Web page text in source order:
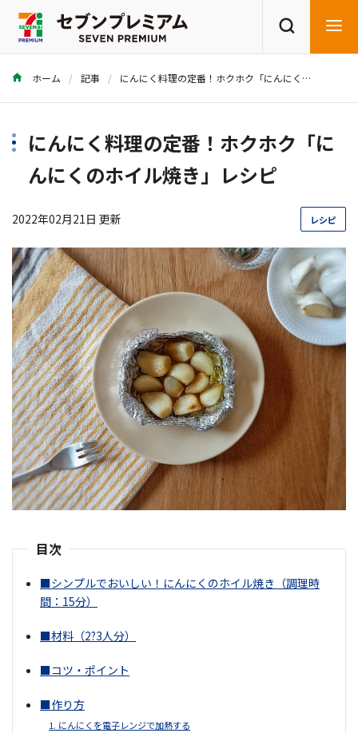
商品を探す レシピを探す
ホーム 記事 にんにく料理の定番！ホクホク「にんにくのホイル焼き」レシピ
にんにく料理の定番！ホクホク「に
んにくのホイル焼き」レシピ
2022年02月21日 更新 レシピ
目次
■シンプルでおいしい！にんにくのホイル焼き（調理時
間：15分）
■材料（2?3人分）
■コツ・ポイント
■作り方
1. にんにくを電子レンジで加熱する